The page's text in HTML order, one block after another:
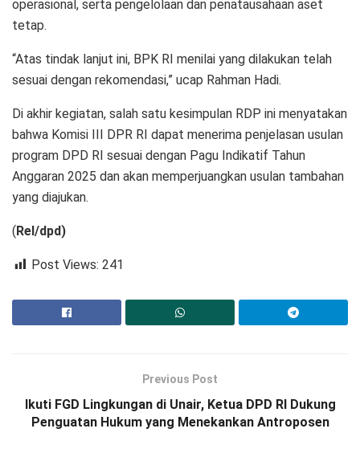
operasional, serta pengelolaan dan penatausahaan aset
tetap.
“Atas tindak lanjut ini, BPK RI menilai yang dilakukan telah
sesuai dengan rekomendasi,” ucap Rahman Hadi.
Di akhir kegiatan, salah satu kesimpulan RDP ini menyatakan
bahwa Komisi III DPR RI dapat menerima penjelasan usulan
program DPD RI sesuai dengan Pagu Indikatif Tahun
Anggaran 2025 dan akan memperjuangkan usulan tambahan
yang diajukan.
( Rel/dpd)
Post Views: 241
Previous Post
Ikuti FGD Lingkungan di Unair, Ketua DPD RI Dukung
Penguatan Hukum yang Menekankan Antroposen